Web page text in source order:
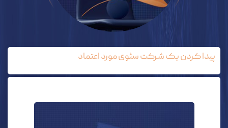
پیدا کردن یک شرکت سئوی مورد اعتماد